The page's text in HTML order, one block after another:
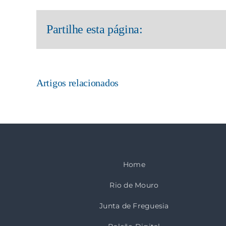
Partilhe esta página:
Artigos relacionados
Home
Rio de Mouro
Junta de Freguesia